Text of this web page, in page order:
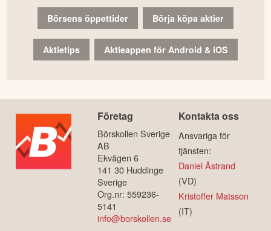
Börsens öppettider Börja köpa aktier
Aktietips Aktieappen för Android & iOS
Företag
Börskollen Sverige
AB
Ekvägen 6
141 30 Huddinge
Sverige
Org.nr: 559236-
5141
info@borskollen.se
Kontakta oss
Ansvariga för
tjänsten:
Daniel Åstrand
(VD)
Kristoffer Matsson
(IT)